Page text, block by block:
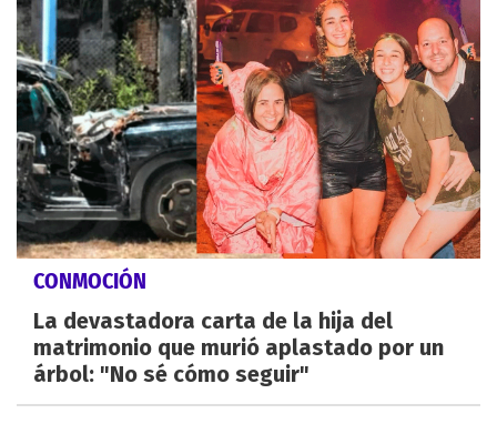
CONMOCIÓN
La devastadora carta de la hija del
matrimonio que murió aplastado por un
árbol: "No sé cómo seguir"